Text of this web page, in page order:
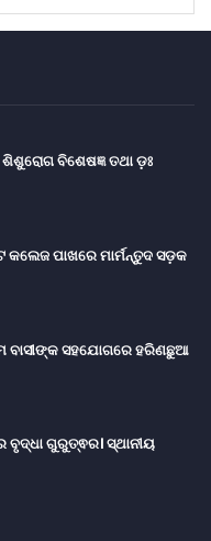
ବିଶେଷଜ୍ଞ ତଥା ଡ଼ଃ
କଲେଜ ପାଖରେ ମାର୍ମନ୍ତୁଦ ସଡ଼କ
ବାସୀଙ୍କ ସହଯୋଗରେ ହରିଣଛୁଆ
ଗୁରୁତ୍ଵର। ସ୍ଥାନୀୟ